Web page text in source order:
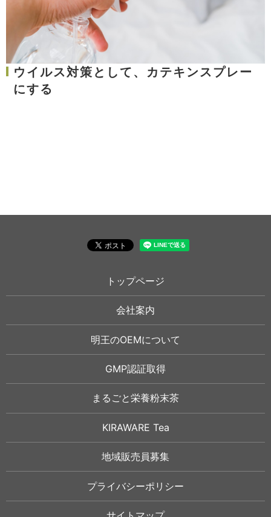
ウイルス対策として、カテキンスプレー
にする
トップページ
会社案内
明王のOEMについて
GMP認証取得
まるごと栄養粉末茶
KIRAWARE Tea
地域販売員募集
プライバシーポリシー